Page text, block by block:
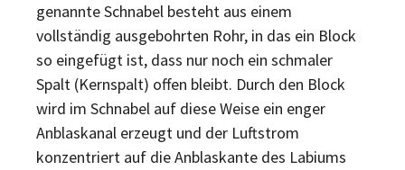
genannte Schnabel besteht aus einem
vollständig ausgebohrten Rohr, in das ein Block
so eingefügt ist, dass nur noch ein schmaler
Spalt (Kernspalt) offen bleibt. Durch den Block
wird im Schnabel auf diese Weise ein enger
Anblaskanal erzeugt und der Luftstrom
konzentriert auf die Anblaskante des Labiums